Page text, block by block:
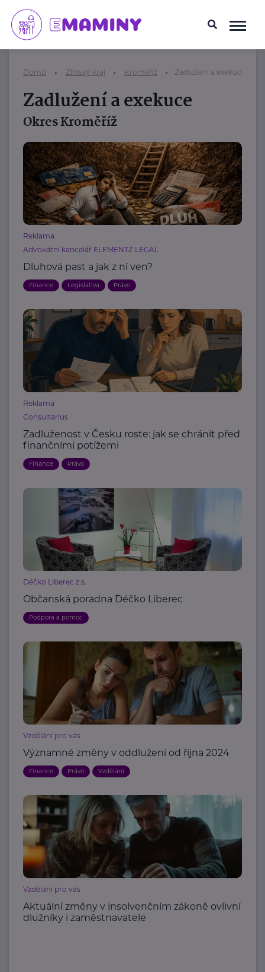
Domů Zlínský kraj Kroměříž Zadlužení a exekuce
Zadlužení a exekuce
Okres Kroměříž
Reklama
Advokátní kancelář ELEMENTZ LEGAL
Dluhová past a jak z ní ven?
Finance Legislativa Právo
Reklama
Consultarius
Zadluženost v Česku roste: jak se chránit před
finančními potížemi
Finance Právo
Déčko Liberec z.s.
Občanská poradna Déčko Liberec
Podpora a pomoc
Vzdělání pro vás
Významné změny v oddlužení od října 2024
Finance Právo Vzdělání
Vzdělání pro vás
Aktuální změny v insolvenčním zákoně ovlivní
dlužníky i zaměstnavatele